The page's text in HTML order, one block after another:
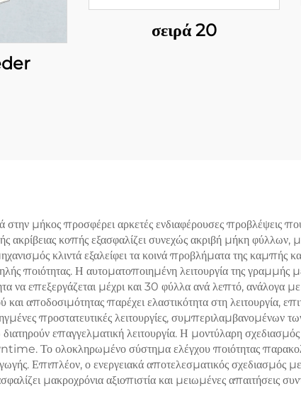
σειρά 20
μήκος προσφέρει αρκετές ενδιαφέρουσες προβλέψεις
ακρίβειας κοπής εξασφαλίζει συνεχώς ακριβή μήκη φύλλων,
κλιντά εξαλείφει τα κοινά προβλήματα της καμπής
ποιότητας. Η αυτοματοποιημένη λειτουργία της γραμμής
να επεξεργάζεται μέχρι και 30 φύλλα ανά λεπτό, ανάλογα
και αποδοσιμότητας παρέχει ελαστικότητα στη λειτουργία,
προστατευτικές λειτουργίες, συμπεριλαμβανομένων
επαγγελματική λειτουργία. Η μοντύλαρη
Το ολοκληρωμένο σύστημα ελέγχου ποιότητας
Επιπλέον, ο ενεργειακά αποτελεσματικός σχεδιασμός
μακροχρόνια αξιοπιστία και μειωμένες απαιτήσεις